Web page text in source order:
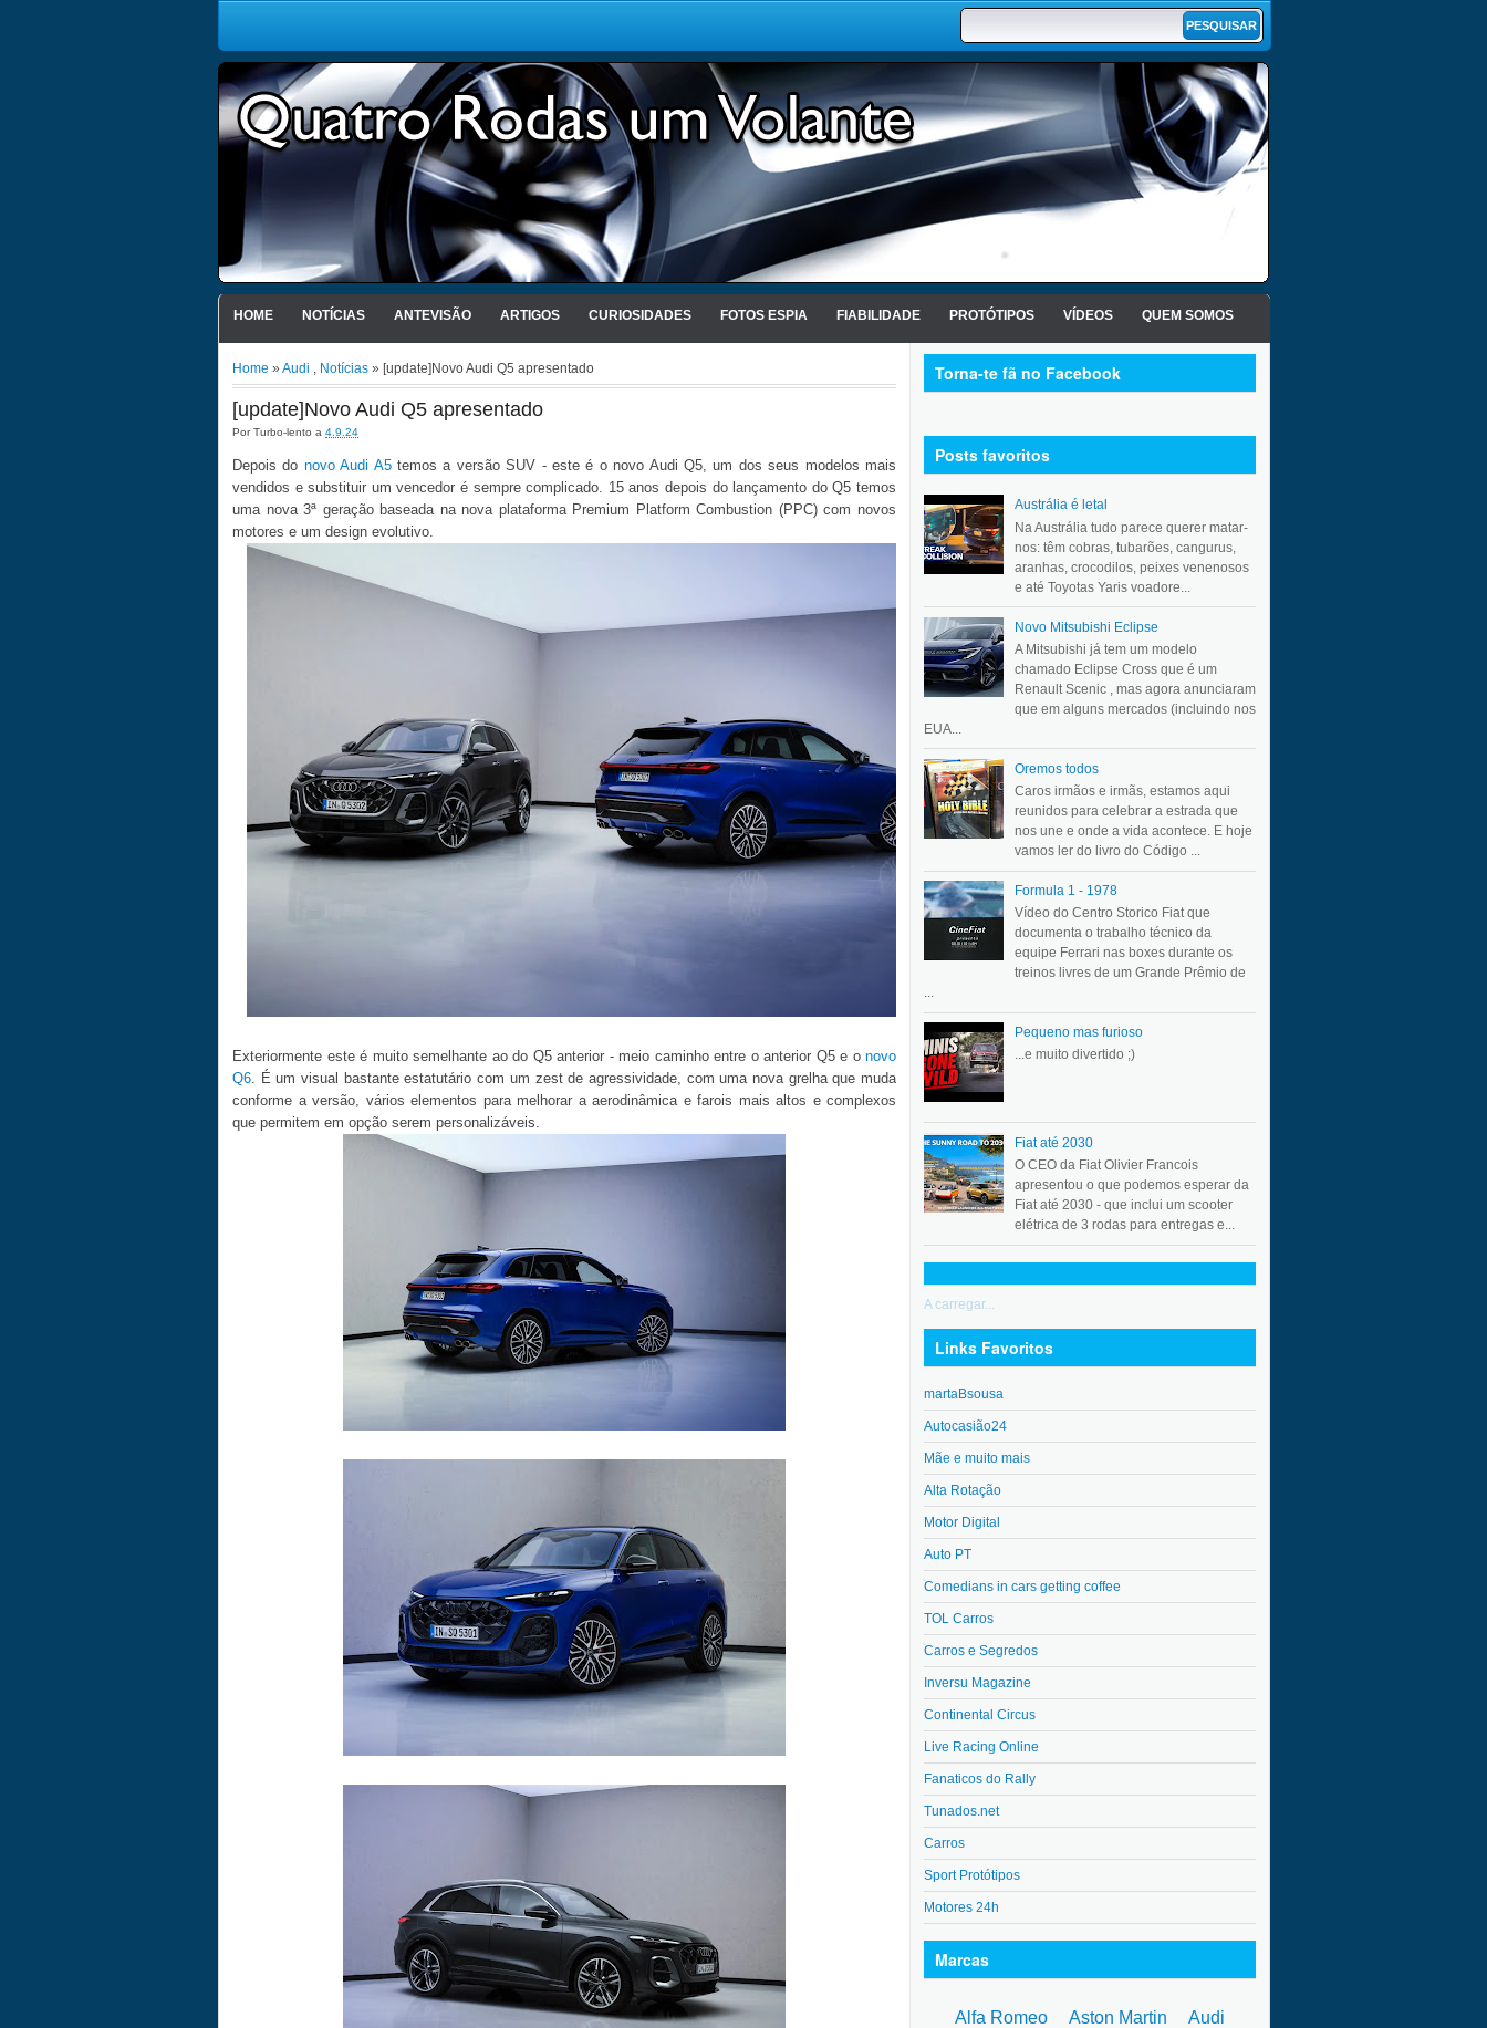
HOME NOTÍCIAS ANTEVISÃO ARTIGOS CURIOSIDADES FOTOS ESPIA FIABILIDADE PROTÓTIPOS VÍDEOS QUEM SOMOS
Home » Audi , Notícias » [update]Novo Audi Q5 apresentado
[update]Novo Audi Q5 apresentado
PorTurbo-lento a 4.9.24
Depois do novo Audi A5temos a versão SUV - este é o novo Audi Q5, um dos seus modelos mais
vendidos e substituir um vencedor é sempre complicado. 15 anos depois do lançamento do Q5 temos
uma nova 3ª geração baseada na nova plataforma Premium Platform Combustion (PPC) com novos
motores e um design evolutivo.
Exteriormente este é muito semelhante ao do Q5 anterior - meio caminho entre o anterior Q5 e onovo
Q6. É um visual bastante estatutário com um zest de agressividade, com uma nova grelha que muda
conforme a versão, vários elementos para melhorar a aerodinâmica e farois mais altos e complexos
que permitem em opção serem personalizáveis.
Torna-te fã no Facebook
Posts favoritos
Austrália é letal
Na Austrália tudo parece querer matar-
nos: têm cobras, tubarões, cangurus,
aranhas, crocodilos, peixes venenosos
e até Toyotas Yaris voadore...
Novo Mitsubishi Eclipse
A Mitsubishi já tem um modelo
chamado Eclipse Cross que é um
Renault Scenic , mas agora anunciaram
que em alguns mercados (incluindo nos
EUA...
Oremos todos
Caros irmãos e irmãs, estamos aqui
reunidos para celebrar a estrada que
nos une e onde a vida acontece. E hoje
vamos ler do livro do Código ...
Formula 1 - 1978
Vídeo do Centro Storico Fiat que
documenta o trabalho técnico da
equipe Ferrari nas boxes durante os
treinos livres de um Grande Prêmio de
...
Pequeno mas furioso
...e muito divertido ;)
Fiat até 2030
O CEO da Fiat Olivier Francois
apresentou o que podemos esperar da
Fiat até 2030 - que inclui um scooter
elétrica de 3 rodas para entregas e...
A carregar...
Links Favoritos
martaBsousa
Autocasião24
Mãe e muito mais
Alta Rotação
Motor Digital
Auto PT
Comedians in cars getting coffee
TOL Carros
Carros e Segredos
Inversu Magazine
Continental Circus
Live Racing Online
Fanaticos do Rally
Tunados.net
Carros
Sport Protótipos
Motores 24h
Marcas
Alfa Romeo Aston Martin
Audi